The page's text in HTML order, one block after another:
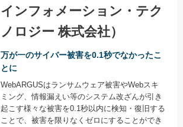
インフォメーション・テク
ノロジー 株式会社）
万が一のサイバー被害を0.1秒でなかったこ
とに
WebARGUSはランサムウェア被害やWebスキ
ミング、情報漏えい等のシステム改ざんが引き
起こす様々な被害を0.1秒以内に検知・復旧する
ことで、被害を限りなくゼロにすることができ